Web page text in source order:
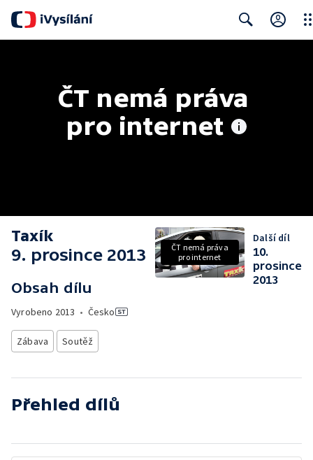
ČT nemá práva
pro internet
Taxík
9. prosince 2013
Obsah dílu
Vyrobeno 2013 • Česko
Zábava Soutěž
ČT nemá práva
pro internet
Další díl
10.
prosince
2013
Přehled dílů